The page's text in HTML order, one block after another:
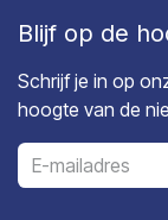
Blijf op de
Schrijf je in op
hoogte van de